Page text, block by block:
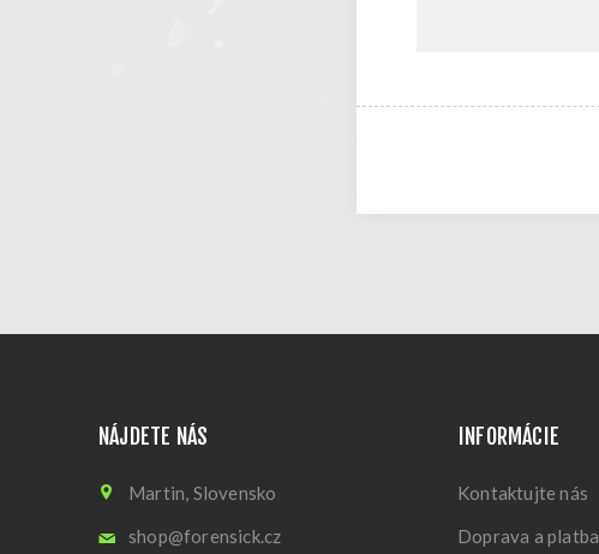
NÁJDETE NÁS
Martin, Slovensko
shop@forensick.cz
INFORMÁCIE
Kontaktujte nás
Doprava a platba